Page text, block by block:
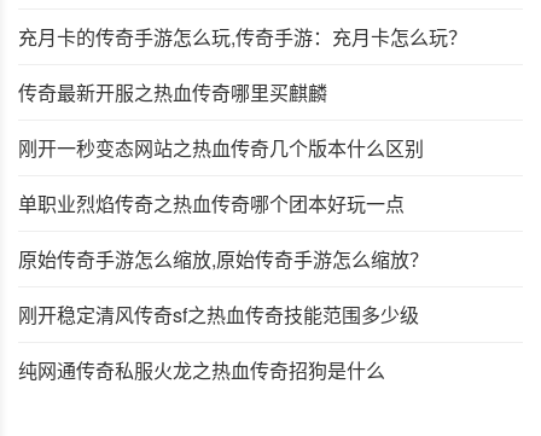
充月卡的传奇手游怎么玩,传奇手游：充月卡怎么玩？
传奇最新开服之热血传奇哪里买麒麟
刚开一秒变态网站之热血传奇几个版本什么区别
单职业烈焰传奇之热血传奇哪个团本好玩一点
原始传奇手游怎么缩放,原始传奇手游怎么缩放？
刚开稳定清风传奇sf之热血传奇技能范围多少级
纯网通传奇私服火龙之热血传奇招狗是什么